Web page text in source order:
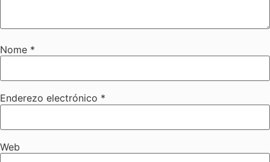
Nome *
Enderezo electrónico *
Web